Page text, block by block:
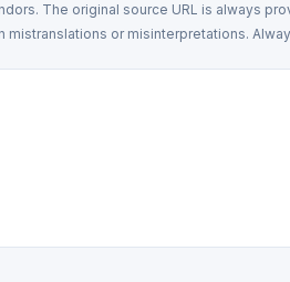
The original source URL is always
mistranslations or misinterpretations.